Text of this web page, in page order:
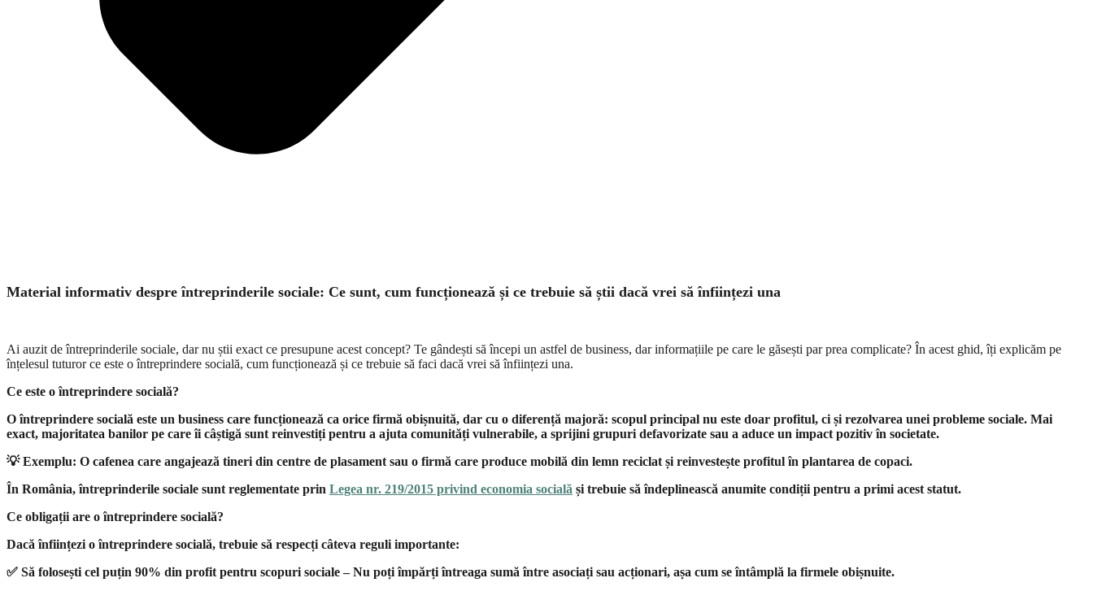
Material informativ despre întreprinderile sociale: Ce sunt, cum funcționează și ce trebuie să știi dacă vrei să înființezi una
Ai auzit de întreprinderile sociale, dar nu știi exact ce presupune acest concept? Te gândești să începi un astfel de business, dar informațiile pe care le găsești par prea complicate? În acest ghid, îți explicăm pe
înțelesul tuturor ce este o întreprindere socială, cum funcționează și ce trebuie să faci dacă vrei să înființezi una.
Ce este o întreprindere socială?
O întreprindere socială este un business care funcționează ca orice firmă obișnuită, dar cu o diferență majoră: scopul principal nu este doar profitul, ci și rezolvarea unei probleme sociale. Mai
exact, majoritatea banilor pe care îi câștigă sunt reinvestiți pentru a ajuta comunități vulnerabile, a sprijini grupuri defavorizate sau a aduce un impact pozitiv în societate.
💡Exemplu: O cafenea care angajează tineri din centre de plasament sau o firmă care produce mobilă din lemn reciclat și reinvestește profitul în plantarea de copaci.
În România, întreprinderile sociale sunt reglementate prin Legea nr. 219/2015 privind economia socială și trebuie să îndeplinească anumite condiții pentru a primi acest statut.
Ce obligații are o întreprindere socială?
Dacă înființezi o întreprindere socială, trebuie să respecți câteva reguli importante:
✅ Să folosești cel puțin 90% din profit pentru scopuri sociale – Nu poți împărți întreaga sumă între asociați sau acționari, așa cum se întâmplă la firmele obișnuite.